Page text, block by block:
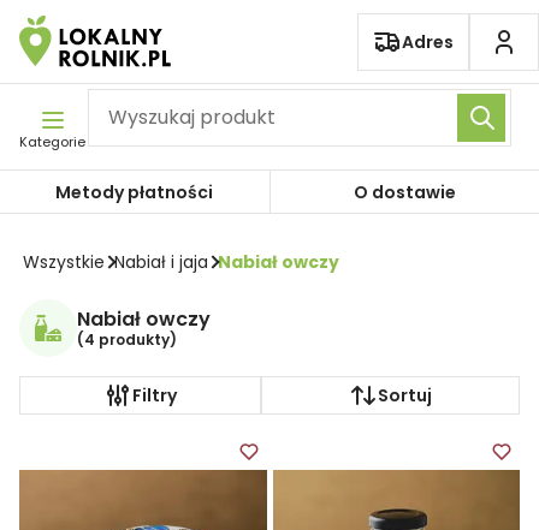
Pomiń nawigację
Adres
Kategorie
Metody płatności O dostawie
Wszystkie Nabiał i jaja Nabiał owczy
Nabiał owczy
(4 produkty)
Filtry Sortuj